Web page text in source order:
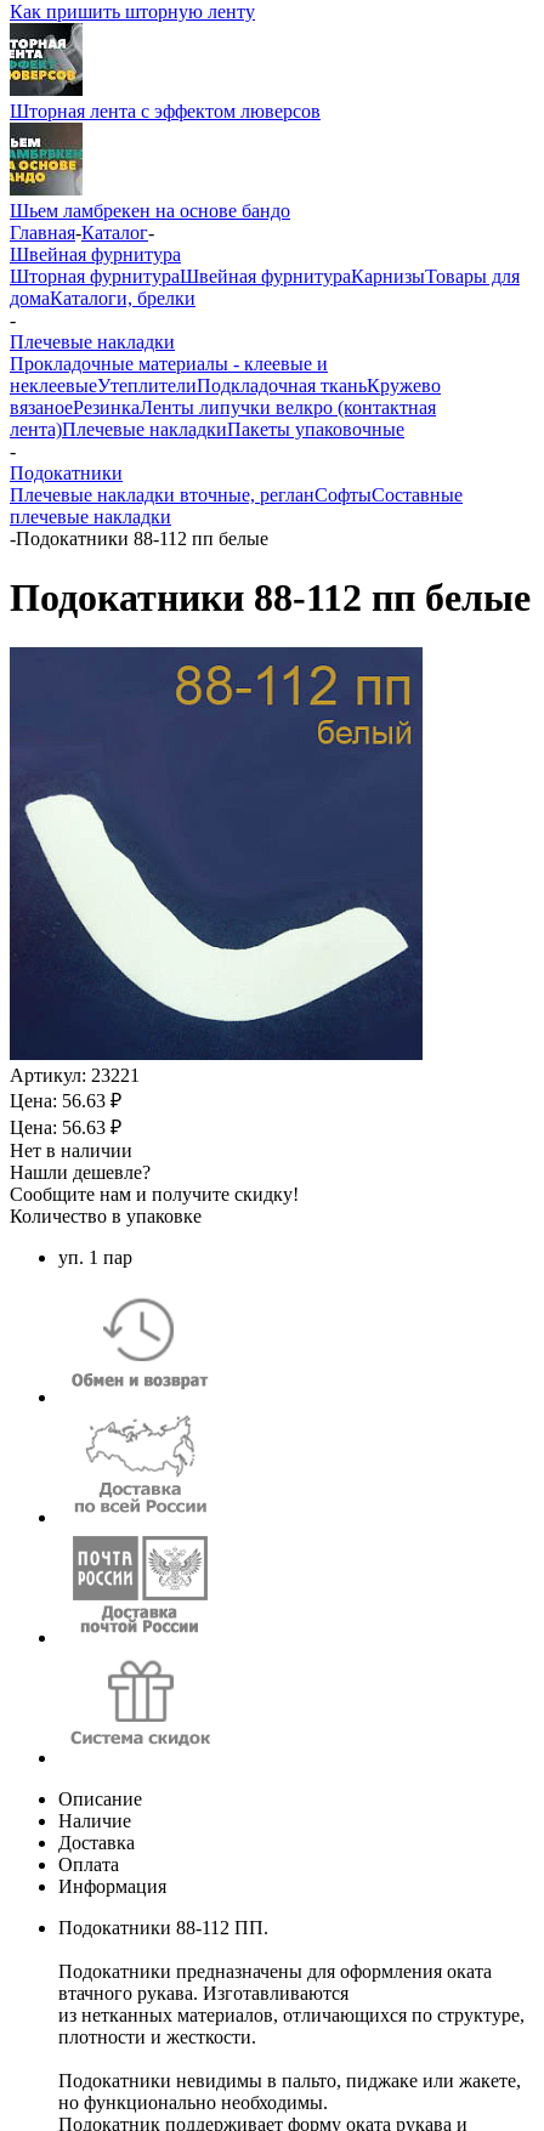
Как пришить шторную ленту
Шторная лента с эффектом люверсов
Шьем ламбрекен на основе бандо
Главная-Каталог-
Швейная фурнитура
Шторная фурнитураШвейная фурнитураКарнизыТовары для
домаКаталоги, брелки
-
Плечевые накладки
Прокладочные материалы - клеевые и
неклеевыеУтеплителиПодкладочная тканьКружево
вязаноеРезинкаЛенты липучки велкро (контактная
лента)Плечевые накладкиПакеты упаковочные
-
Подокатники
Плечевые накладки вточные, регланСофтыСоставные
плечевые накладки
-Подокатники 88-112 пп белые
Подокатники 88-112 пп белые
Артикул: 23221
Цена: 56.63 ₽
Цена: 56.63 ₽
Нет в наличии
Нашли дешевле?
Сообщите нам и получите скидку!
Количество в упаковке
уп. 1 пар
Описание
Наличие
Доставка
Оплата
Информация
Подокатники 88-112 ПП.
Подокатники предназначены для оформления оката
втачного рукава. Изготавливаются
из нетканных материалов, отличающихся по структуре,
плотности и жесткости.
Подокатники невидимы в пальто, пиджаке или жакете,
но функционально необходимы.
Подокатник поддерживает форму оката рукава и